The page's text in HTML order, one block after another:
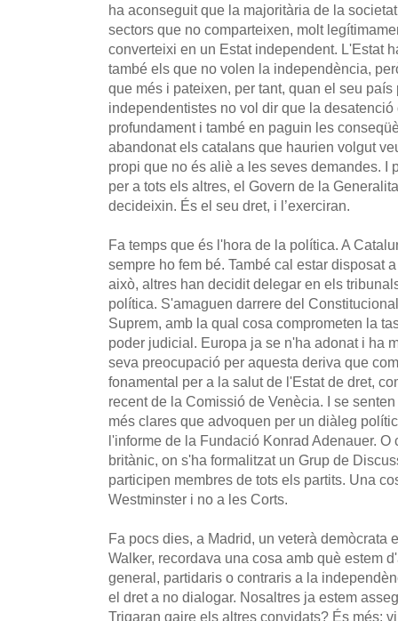
ha aconseguit que la majoritària de la
sectors que no comparteixen, molt
converteixi en un Estat independent. L'Estat
també els que no volen la independència,
que més i pateixen, per tant, quan el seu
independentistes no vol dir que la
profundament i també en paguin les
abandonat els catalans que haurien volgut
propi que no és aliè a les seves demandes. I
per a tots els altres, el Govern de la
decideixin. És el seu dret, i l’exerciran.
Fa temps que és l'hora de la política. A
sempre ho fem bé. També cal estar disposat
això, altres han decidit delegar en els
política. S'amaguen darrere del
Suprem, amb la qual cosa comprometen la
poder judicial. Europa ja se n'ha adonat i ha
seva preocupació per aquesta deriva que
fonamental per a la salut de l'Estat de dret,
recent de la Comissió de Venècia. I se
més clares que advoquen per un diàleg
l'informe de la Fundació Konrad Adenauer. O
britànic, on s'ha formalitzat un Grup de
participen membres de tots els partits. Una
Westminster i no a les Corts.
Fa pocs dies, a Madrid, un veterà demòcrata
Walker, recordava una cosa amb què estem
general, partidaris o contraris a la
el dret a no dialogar. Nosaltres ja estem
Trigaran gaire els altres convidats? És més: